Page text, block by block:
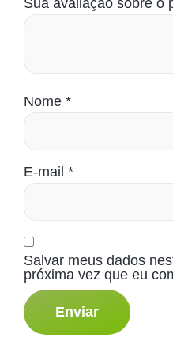
Sua avaliação sobre o
Nome *
E-mail *
Salvar meus dados
próxima vez que eu